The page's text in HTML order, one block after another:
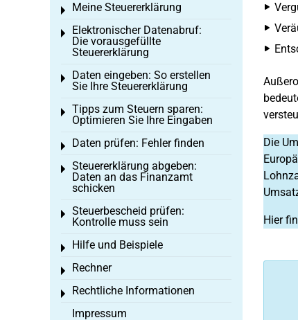
Die
Hier
Meine Steuererklärung
Toggle menu
Elektronischer Datenabruf:
Die vorausgefüllte
Steuererklärung
Toggle menu
Daten eingeben: So erstellen
Sie Ihre Steuererklärung
Toggle menu
Tipps zum Steuern sparen:
Optimieren Sie Ihre Eingaben
Toggle menu
Daten prüfen: Fehler finden
Toggle menu
Steuererklärung abgeben:
Daten an das Finanzamt
schicken
Toggle menu
Steuerbescheid prüfen:
Kontrolle muss sein
Toggle menu
Hilfe und Beispiele
Toggle menu
Rechner
Toggle menu
Rechtliche Informationen
Toggle menu
Impressum